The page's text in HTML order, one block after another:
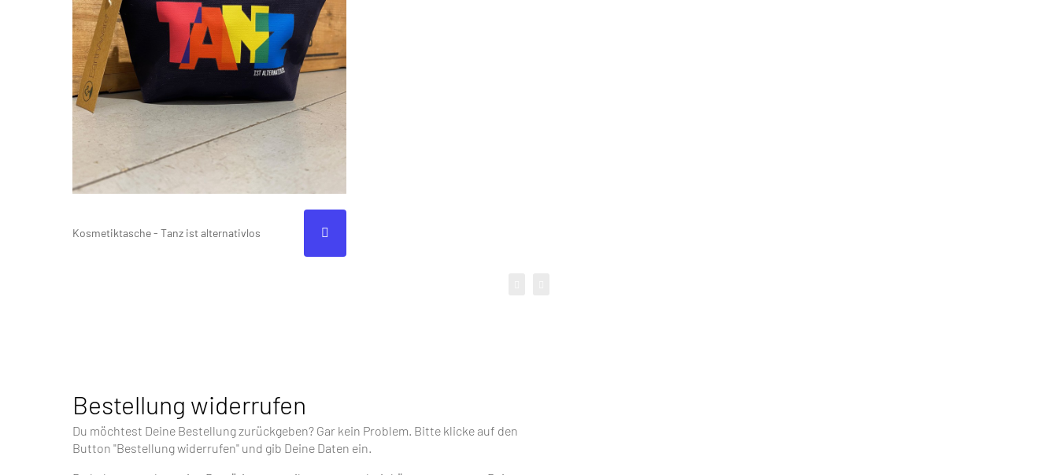
Kosmetiktasche - Tanz ist alternativlos
Bestellung widerrufen
Du möchtest Deine Bestellung zurückgeben? Gar kein Problem. Bitte klicke auf den
Button "Bestellung widerrufen" und gib Deine Daten ein.